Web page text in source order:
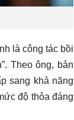
là công tác bồi
Theo ông, bản
sang khả năng
độ thỏa đáng